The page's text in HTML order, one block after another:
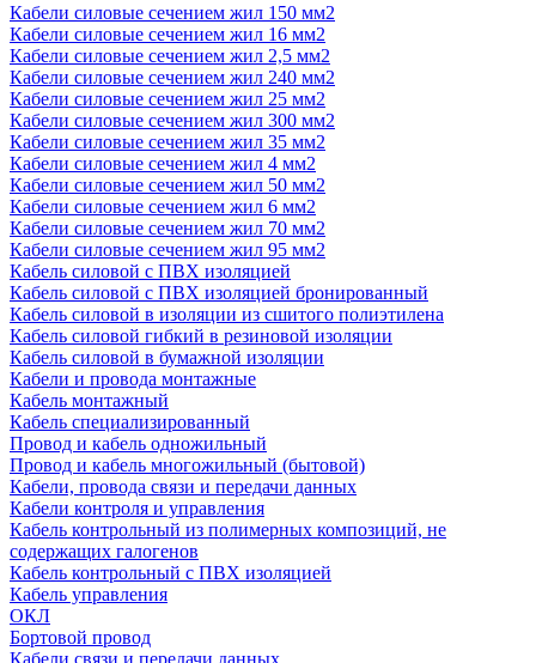
Кабели силовые сечением жил 150 мм2
Кабели силовые сечением жил 16 мм2
Кабели силовые сечением жил 2,5 мм2
Кабели силовые сечением жил 240 мм2
Кабели силовые сечением жил 25 мм2
Кабели силовые сечением жил 300 мм2
Кабели силовые сечением жил 35 мм2
Кабели силовые сечением жил 4 мм2
Кабели силовые сечением жил 50 мм2
Кабели силовые сечением жил 6 мм2
Кабели силовые сечением жил 70 мм2
Кабели силовые сечением жил 95 мм2
Кабель силовой с ПВХ изоляцией
Кабель силовой с ПВХ изоляцией бронированный
Кабель силовой в изоляции из сшитого полиэтилена
Кабель силовой гибкий в резиновой изоляции
Кабель силовой в бумажной изоляции
Кабели и провода монтажные
Кабель монтажный
Кабель специализированный
Провод и кабель одножильный
Провод и кабель многожильный (бытовой)
Кабели, провода связи и передачи данных
Кабели контроля и управления
Кабель контрольный из полимерных композиций, не
содержащих галогенов
Кабель контрольный с ПВХ изоляцией
Кабель управления
ОКЛ
Бортовой провод
Кабели связи и передачи данных